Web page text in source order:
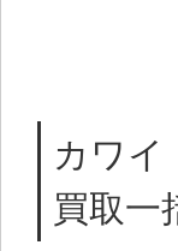
カワイ
買取一